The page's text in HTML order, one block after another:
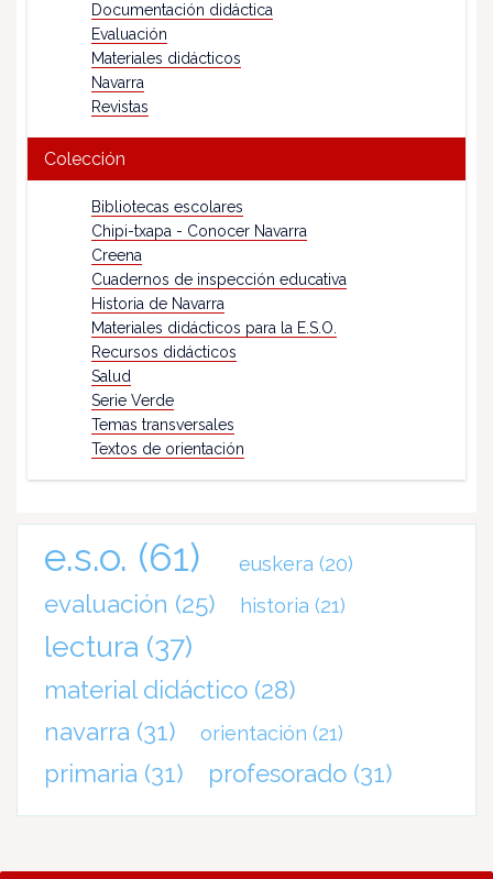
Documentación didáctica
Evaluación
Materiales didácticos
Navarra
Revistas
Colección
Bibliotecas escolares
Chipi-txapa - Conocer Navarra
Creena
Cuadernos de inspección educativa
Historia de Navarra
Materiales didácticos para la E.S.O.
Recursos didácticos
Salud
Serie Verde
Temas transversales
Textos de orientación
e.s.o. (61) euskera (20)
evaluación (25) historia (21)
lectura (37)
material didáctico (28)
navarra (31) orientación (21)
primaria (31) profesorado (31)